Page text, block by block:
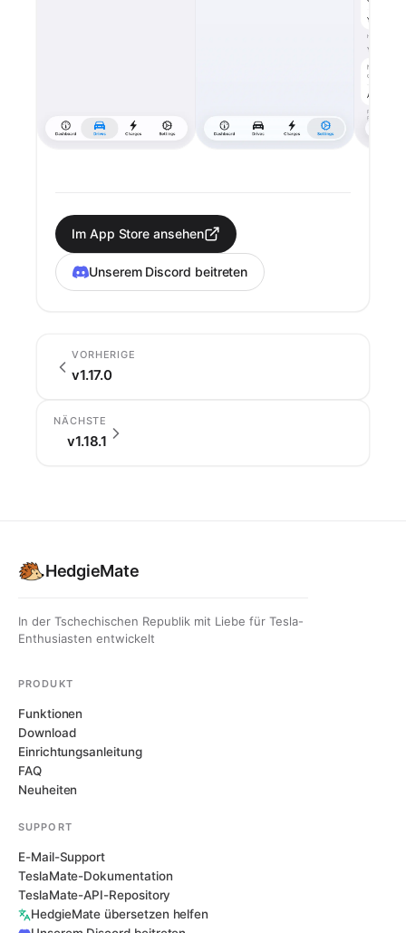
Im App Store ansehen
Unserem Discord beitreten
VORHERIGE
v1.17.0
NÄCHSTE
v1.18.1
HedgieMate
In der Tschechischen Republik mit Liebe für Tesla-
Enthusiasten entwickelt
PRODUKT
Funktionen
Download
Einrichtungsanleitung
FAQ
Neuheiten
SUPPORT
E-Mail-Support
TeslaMate-Dokumentation
TeslaMate-API-Repository
HedgieMate übersetzen helfen